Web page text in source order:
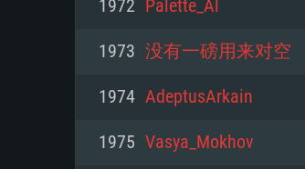
프로세서: 2.2 GHz 듀
메모리: 4GB
그래픽 카드: DirectX
프로세서: 최소 2.2
프로세서: 2.4 GHz 듀얼
메모리: 4 GB
그래픽 카드: Vulkan
1972 Palette_Al
1973 没有一磅用来对空
1974 AdeptusArkain
1975 Vasya_Mokhov